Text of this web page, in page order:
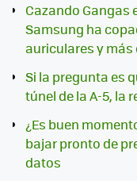
Cazando Gangas
Samsung ha
auriculares y
Si la pregunta es
túnel de la A-5, la
¿Es buen
bajar pronto de
datos